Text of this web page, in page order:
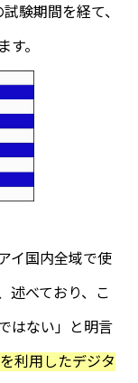
験期間を経て、
。
イ国内全域で使
述べており、こ
はない」と明言
利用したデジタ